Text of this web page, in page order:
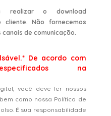
realizar o download
cliente. Não fornecemos
de comunicação.
De acordo com
na
você deve ler nossos
como nossa Política de
É sua responsabilidade